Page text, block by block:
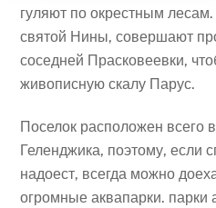
гуляют по окрестным
святой Нины, совершают
соседней Прасковеевки,
живописную скалу Парус.
Поселок расположен всего
Геленджика, поэтому, если
надоест, всегда можно
огромные аквапарки. парки